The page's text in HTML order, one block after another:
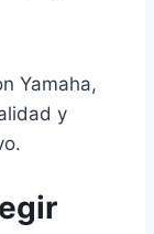
Yamaha,
y